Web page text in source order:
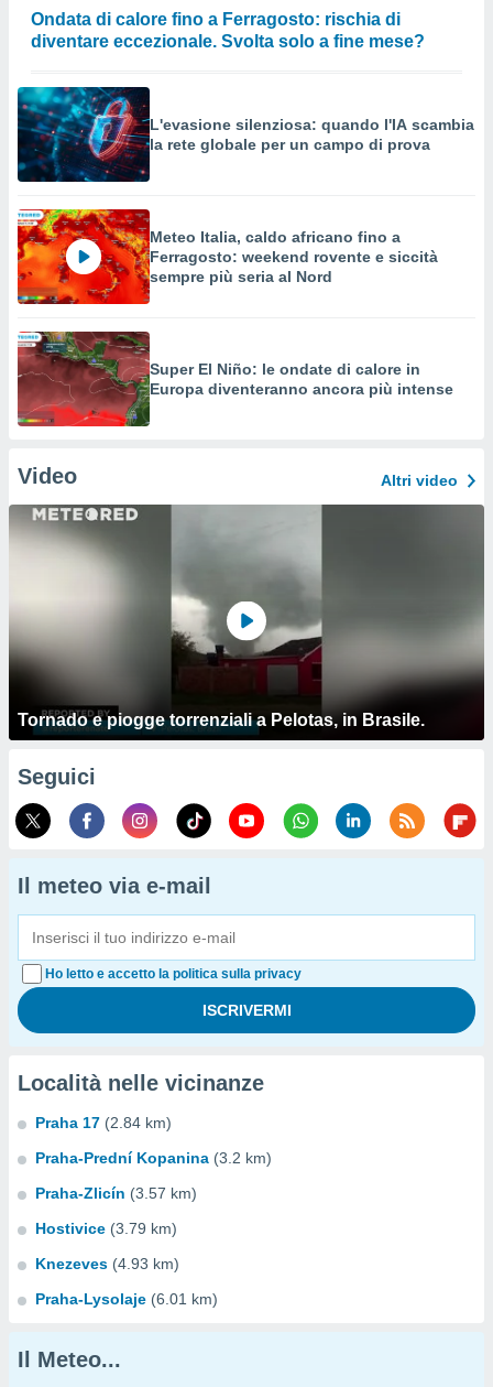
Ondata di calore fino a Ferragosto: rischia di
diventare eccezionale. Svolta solo a fine mese?
L'evasione silenziosa: quando l'IA scambia
la rete globale per un campo di prova
Meteo Italia, caldo africano fino a
Ferragosto: weekend rovente e siccità
sempre più seria al Nord
Super El Niño: le ondate di calore in
Europa diventeranno ancora più intense
Video Altri video
Tornado e piogge torrenziali a Pelotas, in Brasile.
Seguici
Il meteo via e-mail
Ho letto e accetto la politica sulla privacy
Località nelle vicinanze
Praha 17 (2.84 km)
Praha-Prední Kopanina (3.2 km)
Praha-Zlicín (3.57 km)
Hostivice (3.79 km)
Knezeves (4.93 km)
Praha-Lysolaje (6.01 km)
Il Meteo...